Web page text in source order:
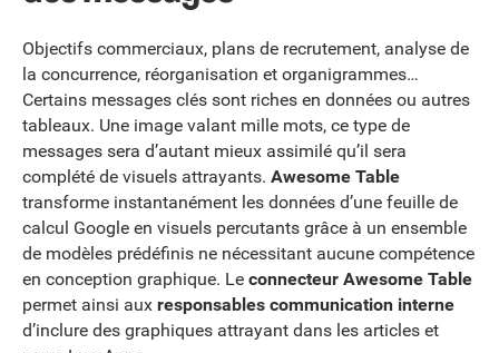
Objectifs commerciaux, plans de recrutement, analyse de
la concurrence, réorganisation et organigrammes…
Certains messages clés sont riches en données ou autres
tableaux. Une image valant mille mots, ce type de
messages sera d’autant mieux assimilé qu’il sera
complété de visuels attrayants. Awesome Table
transforme instantanément les données d’une feuille de
calcul Google en visuels percutants grâce à un ensemble
de modèles prédéfinis ne nécessitant aucune compétence
en conception graphique. Le connecteur Awesome Table
permet ainsi aux responsables communication interne
d’inclure des graphiques attrayant dans les articles et